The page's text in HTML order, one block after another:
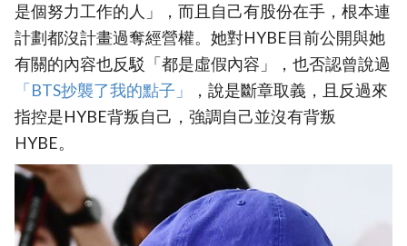
是個努力工作的人」，而且自己有股份在手，根本連
計劃都沒計畫過奪經營權。她對HYBE目前公開與她
有關的內容也反駁「都是虛假內容」，也否認曾說過
「BTS抄襲了我的點子」
，說是斷章取義，且反過來
指控是HYBE背叛自己，強調自己並沒有背叛
HYBE。